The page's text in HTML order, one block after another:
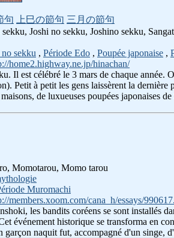
句 上巳の節句 三月の節句
Joshi no sekku, Joshino sekku,
sekku , Période Edo , Poupée japonaise ,
home2.highway.ne.jp/hinachan/
Il est célébré le 3 mars de chaque année.
Petit à petit les gens laissèrent la
de luxueuses poupées japonaises
Momotarou, Momo tarou
Muromachi
members.xoom.com/cana_h/essays/
les bandits coréens se sont installés
événement historique se transforma en
naquit fut, accompagné d'un singe,